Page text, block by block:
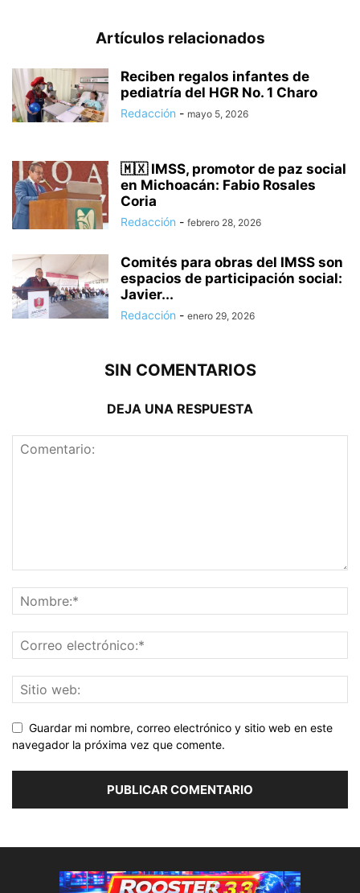
Artículos relacionados
Reciben regalos infantes de
pediatría del HGR No. 1 Charo
Redacción - mayo 5, 2026
🇲🇽 IMSS, promotor de paz social
en Michoacán: Fabio Rosales
Coria
Redacción - febrero 28, 2026
Comités para obras del IMSS son
espacios de participación social:
Javier...
Redacción - enero 29, 2026
SIN COMENTARIOS
DEJA UNA RESPUESTA
Guardar mi nombre, correo electrónico y sitio web en este
navegador la próxima vez que comente.